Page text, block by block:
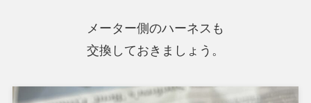
メーター側のハーネスも
交換しておきましょう。